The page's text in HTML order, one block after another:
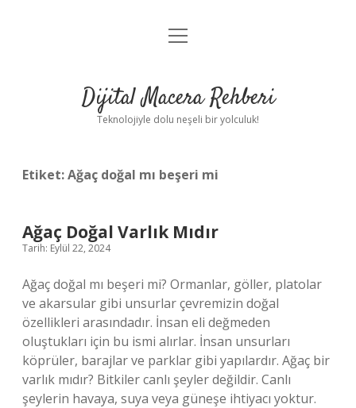
Anasayfa
Yasal Uyarı
menüyü
Dijital Macera Rehberi
Teknolojiyle dolu neşeli bir yolculuk!
Etiket:Ağaç doğal mı beşeri mi
Ağaç Doğal Varlık Mıdır
Tarih: Eylül 22, 2024
Ağaç doğal mı beşeri mi? Ormanlar, göller, platolar
ve akarsular gibi unsurlar çevremizin doğal
özellikleri arasındadır. İnsan eli değmeden
oluştukları için bu ismi alırlar. İnsan unsurları
köprüler, barajlar ve parklar gibi yapılardır. Ağaç bir
varlık mıdır? Bitkiler canlı şeyler değildir. Canlı
şeylerin havaya, suya veya güneşe ihtiyacı yoktur.